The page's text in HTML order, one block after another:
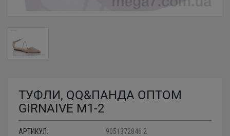
ТУФЛИ, QQ&ПАНДА ОПТОМ
GIRNAIVE M1-2
АРТИКУЛ:
9051372846 2